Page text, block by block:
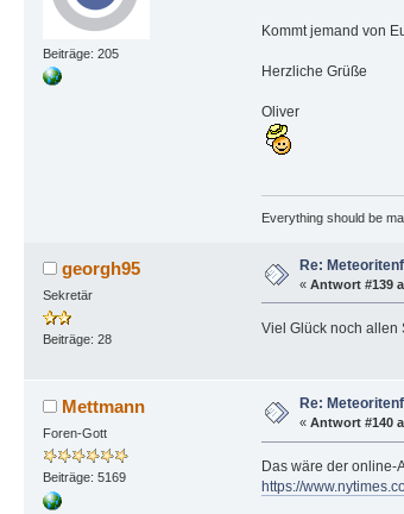
Beiträge: 205
Kommt jemand von
Herzliche Grüße
Oliver
Everything should be
georgh95
Sekretär
Beiträge: 28
Re:
« Antwort #139
Viel Glück noch allen
Mettmann
Foren-Gott
Beiträge: 5169
Re:
« Antwort #140
Das wäre der online-
https://